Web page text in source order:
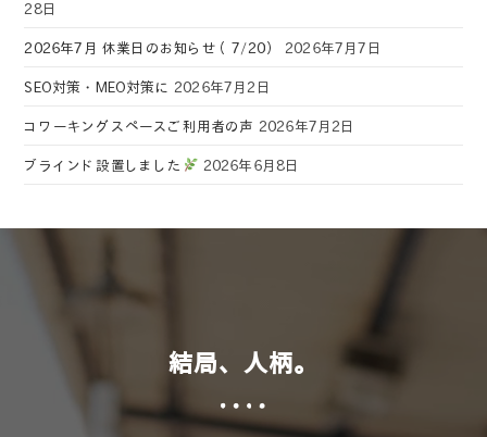
28日
2026年7月 休業日のお知らせ（7/20） 2026年7月7日
SEO対策・MEO対策に 2026年7月2日
コワーキングスペースご利用者の声 2026年7月2日
ブラインド設置しました 2026年6月8日
結局、人柄。